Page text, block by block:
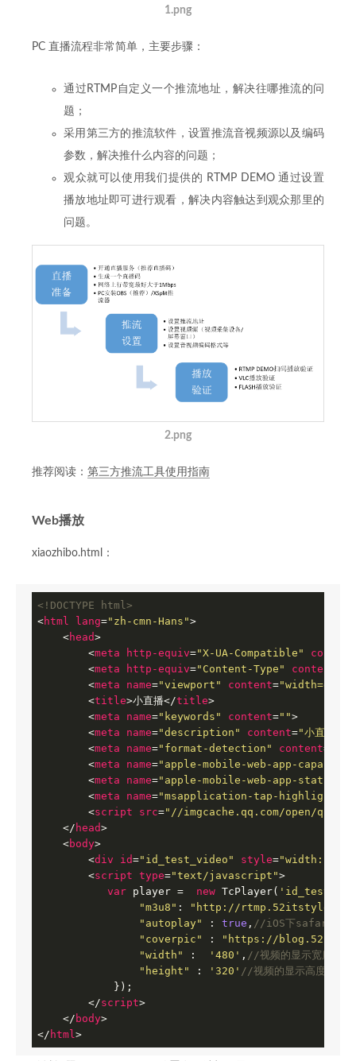
1.png
PC 直播流程非常简单，主要步骤：
通过RTMP自定义一个推流地址，解决往哪推流的问
题；
采用第三方的推流软件，设置推流音视频源以及编码
参数，解决推什么内容的问题；
观众就可以使用我们提供的 RTMP DEMO 通过设置
播放地址即可进行观看，解决内容触达到观众那里的
问题。
2.png
推荐阅读： 第三方推流工具使用指南
Web播放
xiaozhibo.html：
<!DOCTYPE html>
<html lang="zh-cmn-Hans">
<head>
<meta http-equiv="X-UA-Compatible" content
<meta http-equiv="Content-Type" content
<meta name="viewport" content=
<title>小直播</title>
<meta name="keywords" content="">
<meta name="description" content="小直播——
<meta name="format-detection" content=
<meta name="apple-mobile-web-app-capable"
<meta name="apple-mobile-web-app-status-
<meta name="msapplication-tap-highlight"
<script src="//imgcache.qq.com/open/
</ head>
<body>
<div id="id_test_video" style=
<script type="text/javascript">
var player = new TcPlayer(
"m3u8" :
"http://
"autoplay" : true , //iOS下safari浏览器
"coverpic" :
"https://
"width" : '480' , //视频的显示宽度，请
"height" : '320' //视频的显示高度，请
            });
</script>
</ body>
</ html >